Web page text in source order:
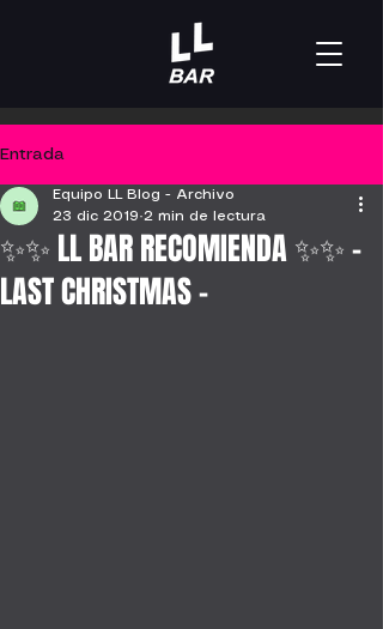
Entrada
✨✨ LL BAR RECOMIENDA ✨✨ -
LAST CHRISTMAS -
Equipo LL Blog - Archivo
23 dic 2019 2 min de lectura